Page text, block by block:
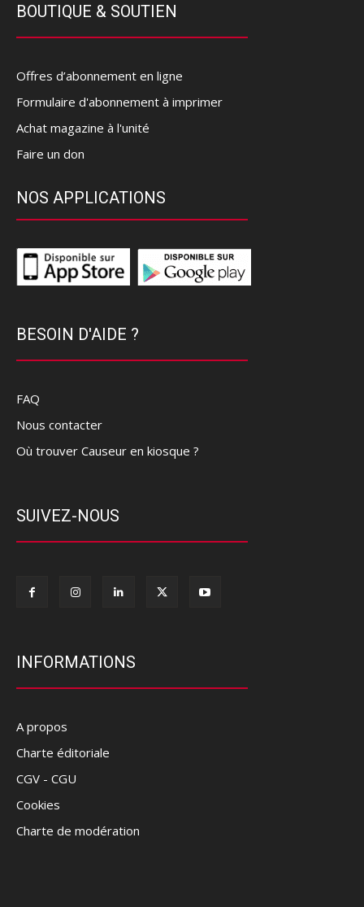
BOUTIQUE & SOUTIEN
Offres d’abonnement en ligne
Formulaire d'abonnement à imprimer
Achat magazine à l'unité
Faire un don
NOS APPLICATIONS
BESOIN D'AIDE ?
FAQ
Nous contacter
Où trouver Causeur en kiosque ?
SUIVEZ-NOUS
INFORMATIONS
A propos
Charte éditoriale
CGV - CGU
Cookies
Charte de modération